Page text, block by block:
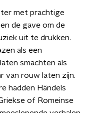
met prachtige
de gave om de
uit te drukken.
als een
smachten als
van rouw laten zijn.
hadden Händels
of Romeinse